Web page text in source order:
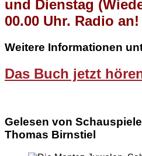
und Dienstag
00.00 Uhr. Radio an!
Weitere Informationen
Das Buch jetzt
Gelesen von
Thomas Birnstiel